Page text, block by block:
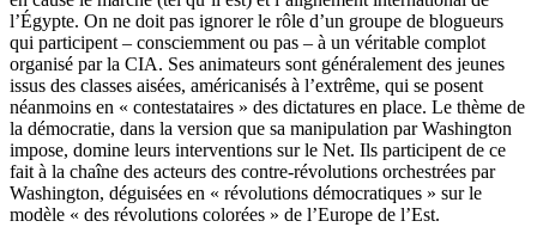
l’Égypte. On ne doit pas ignorer le rôle d’un groupe de blogueurs
qui participent – consciemment ou pas – à un véritable complot
organisé par la CIA. Ses animateurs sont généralement des jeunes
issus des classes aisées, américanisés à l’extrême, qui se posent
néanmoins en « contestataires » des dictatures en place. Le thème de
la démocratie, dans la version que sa manipulation par Washington
impose, domine leurs interventions sur le Net. Ils participent de ce
fait à la chaîne des acteurs des contre-révolutions orchestrées par
Washington, déguisées en « révolutions démocratiques » sur le
modèle « des révolutions colorées » de l’Europe de l’Est.